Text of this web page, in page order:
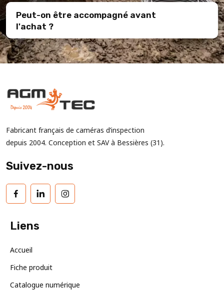
Peut-on être accompagné avant
l'achat ?
Fabricant français de caméras d’inspection
depuis 2004. Conception et SAV à Bessières (31).
Suivez-nous
FacebookLinkedIn
Liens
Accueil
Fiche produit
Catalogue numérique